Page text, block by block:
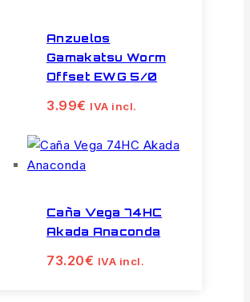
Anzuelos
Gamakatsu Worm
Offset EWG 5/0
3.99€ IVA incl.
Caña Vega 74HC
Akada Anaconda
73.20€ IVA incl.